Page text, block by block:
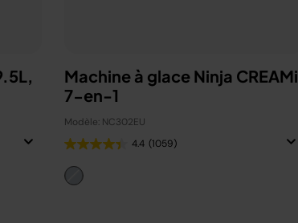
Machine à glace Ninja CREAMi
7-en-1
Modèle: NC302EU
4.4 (1059)